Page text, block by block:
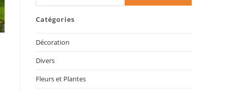
Catégories
Décoration
Divers
Fleurs et Plantes